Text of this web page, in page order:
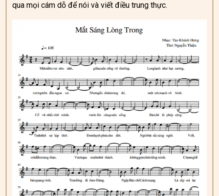
qua mọi cám dỗ để nói và viết điều trung thực.